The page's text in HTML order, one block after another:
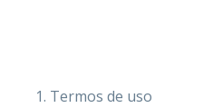
Termos de uso